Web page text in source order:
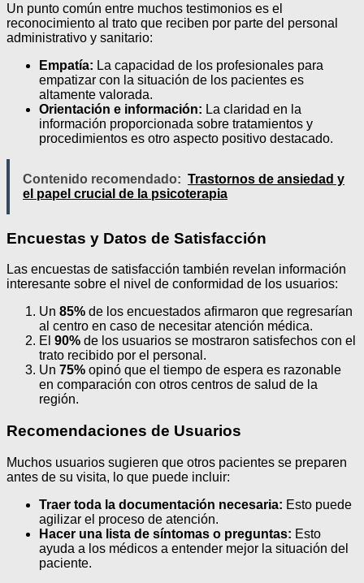
Un punto común entre muchos testimonios es el
reconocimiento al trato que reciben por parte del personal
administrativo y sanitario:
Empatía: La capacidad de los profesionales para
empatizar con la situación de los pacientes es
altamente valorada.
Orientación e información: La claridad en la
información proporcionada sobre tratamientos y
procedimientos es otro aspecto positivo destacado.
Contenido recomendado: Trastornos de ansiedad y
el papel crucial de la psicoterapia
Encuestas y Datos de Satisfacción
Las encuestas de satisfacción también revelan información
interesante sobre el nivel de conformidad de los usuarios:
Un 85% de los encuestados afirmaron que regresarían
al centro en caso de necesitar atención médica.
El 90% de los usuarios se mostraron satisfechos con el
trato recibido por el personal.
Un 75% opinó que el tiempo de espera es razonable
en comparación con otros centros de salud de la
región.
Recomendaciones de Usuarios
Muchos usuarios sugieren que otros pacientes se preparen
antes de su visita, lo que puede incluir:
Traer toda la documentación necesaria: Esto puede
agilizar el proceso de atención.
Hacer una lista de síntomas o preguntas: Esto
ayuda a los médicos a entender mejor la situación del
paciente.